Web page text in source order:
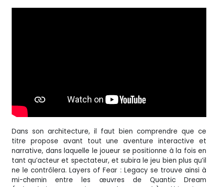
Dans son architecture, il faut bien comprendre que ce
titre propose avant tout une aventure interactive et
narrative, dans laquelle le joueur se positionne à la fois en
tant qu’acteur et spectateur, et subira le jeu bien plus qu’il
ne le contrôlera. Layers of Fear : Legacy se trouve ainsi à
mi-chemin entre les œuvres de Quantic Dream